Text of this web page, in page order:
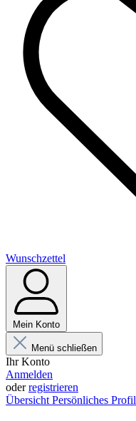
Wunschzettel
Mein Konto
Menü schließen
Ihr Konto
Anmelden
oderregistrieren
Übersicht Persönliches Profil